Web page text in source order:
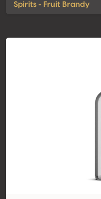
Spirits - Fruit Brandy